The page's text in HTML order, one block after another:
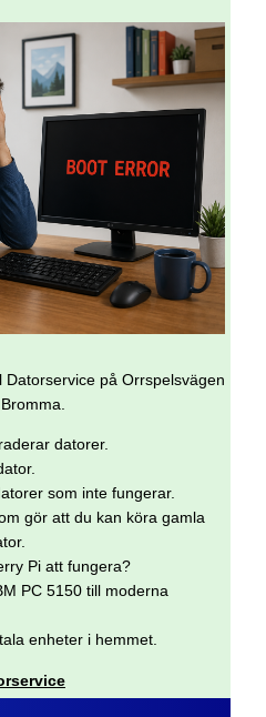
på Orrspelsvägen
datorer.
som inte fungerar.
gör att du kan köra gamla
Pi att fungera?
PC 5150 till moderna
enheter i hemmet.